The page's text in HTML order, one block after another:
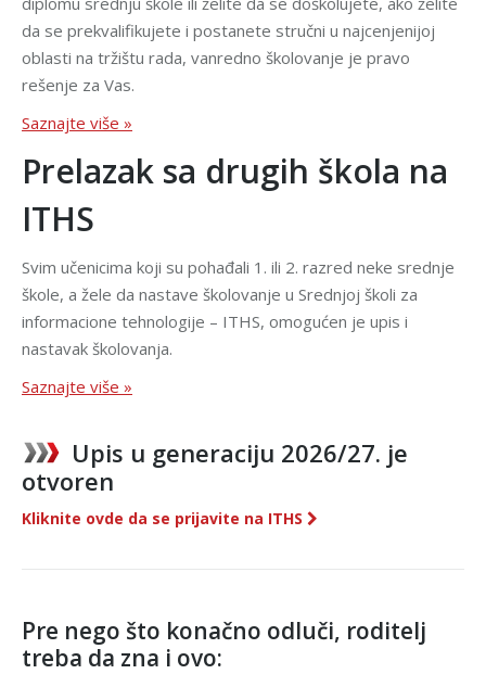
da se prekvalifikujete i postanete stručni u najcenjenijoj
oblasti na tržištu rada, vanredno školovanje je pravo
rešenje za Vas.
Saznajte više »
Prelazak sa drugih škola na
ITHS
Svim učenicima koji su pohađali 1. ili 2. razred neke srednje
škole, a žele da nastave školovanje u Srednjoj školi za
informacione tehnologije – ITHS, omogućen je upis i
nastavak školovanja.
Saznajte više »
Upis u generaciju 2026/27. je
otvoren
Kliknite ovde da se prijavite na ITHS
Pre nego što konačno odluči, roditelj
treba da zna i ovo: